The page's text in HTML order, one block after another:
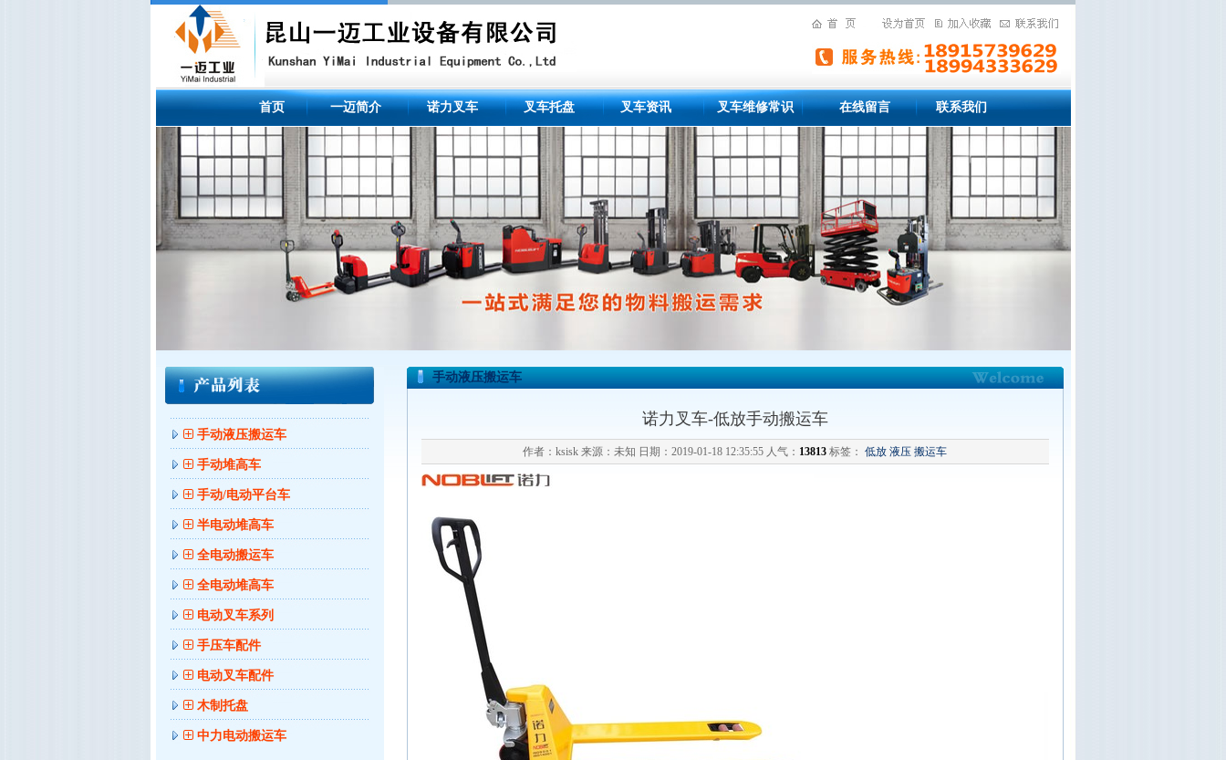
首页 一迈简介 诺力叉车 叉车托盘 叉车资讯 叉车维修常识 在线留言 联系我们
手动液压搬运车
手动堆高车
手动/电动平台车
半电动堆高车
全电动搬运车
全电动堆高车
电动叉车系列
手压车配件
电动叉车配件
木制托盘
中力电动搬运车
手动液压搬运车
诺力叉车-低放手动搬运车
作者：ksisk 来源：未知 日期：2019-01-18 12:35:55 人气： 13813 标签： 低放 液压 搬运车